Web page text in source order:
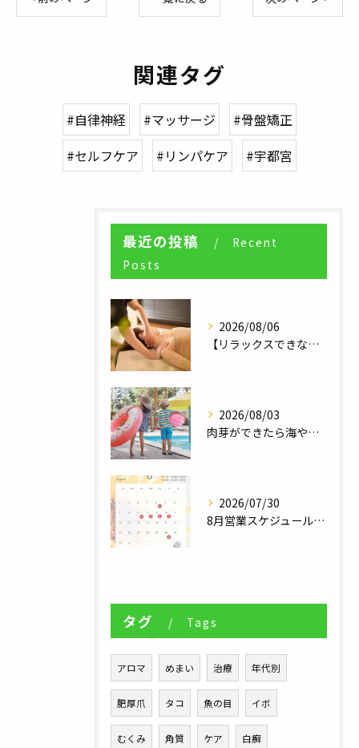
関連タグ
#自律神経 #マッサージ
#骨盤矯正
#セルフケア
#リンパケア #宇都宮
最近の投稿
Recent
Posts
2026/08/06
【リラックスできない人へ】体が休まらない本当の理由とは？／自律神経調整サロンHararie〜はらりえ〜
2026/08/03
肉芽ができたら海やプールは大丈夫？夏のレジャー前に知っておきたい注意点／巻き爪補正２４栃木フットケアセンター宇都宮店
2026/07/30
8月営業スケジュール／自律神経調整サロンHararie〜はらりえ〜
タグ Tags
アロマ めまい 治療 年代別
肥厚爪 タコ 魚の目 イボ
むくみ 角質 ケア 白癬